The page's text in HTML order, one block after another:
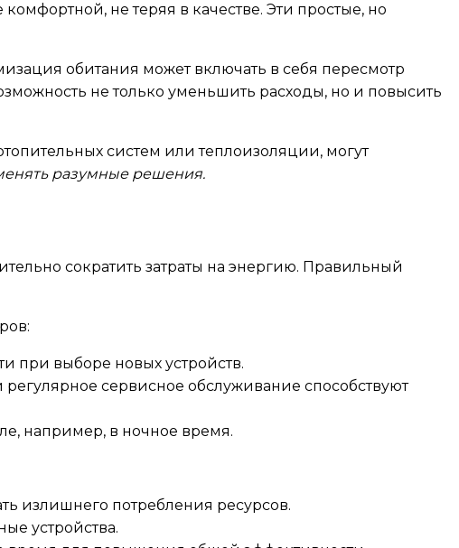
не теряя в качестве. Эти простые, но
обитания может включать в себя пересмотр
не только уменьшить расходы, но и повысить
систем или теплоизоляции, могут
разумные решения.
сократить затраты на энергию. Правильный
при выборе новых устройств.
сервисное обслуживание способствуют
например, в ночное время.
излишнего потребления ресурсов.
устройства.